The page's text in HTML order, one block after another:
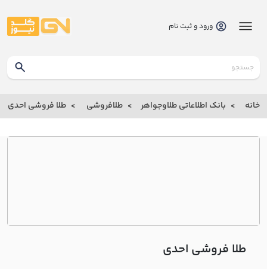
بانک
بانک
اطلاعاتی
درباره
ورود و ثبت نام
خانه بانک اطلاعاتی طلاوجواهر طلافروشی طلا فروشی احدي
طلا فروشی احدي